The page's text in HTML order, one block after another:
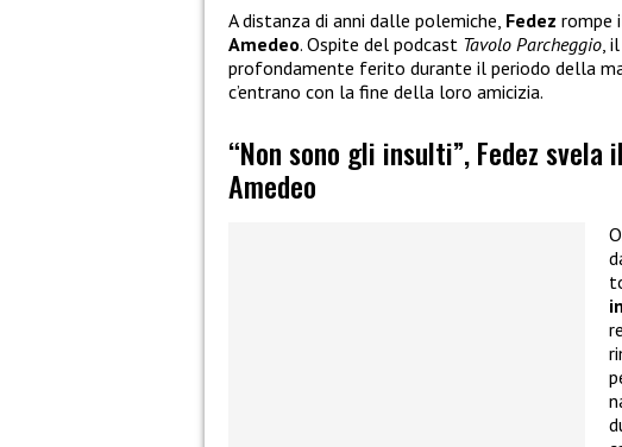
A distanza di anni dalle polemiche, Fedez rompe
Amedeo. Ospite del podcast Tavolo Parcheggio,
profondamente ferito durante il periodo della
c’entrano con la fine della loro amicizia.
“Non sono gli insulti”, Fedez
Amedeo